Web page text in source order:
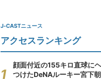
J-CASTニュース
アクセスランキング
顔面付近の155キロ直球に
つけたDeNAルーキー宮下